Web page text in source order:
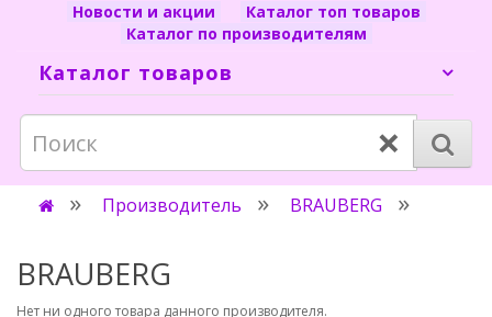
Новости и акции
Каталог топ товаров
Каталог по производителям
Каталог товаров
×
Производитель BRAUBERG
BRAUBERG
Нет ни одного товара данного производителя.